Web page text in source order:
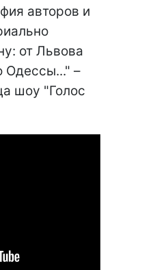
авторов и
от Львова
Одессы..." –
шоу "Голос